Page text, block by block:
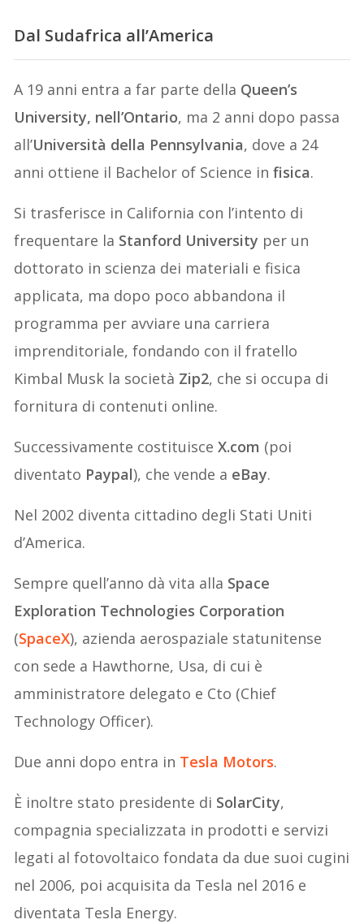
Dal Sudafrica all’America
A 19 anni entra a far parte della Queen’s
University, nell’Ontario, ma 2 anni dopo passa
all’Università della Pennsylvania, dove a 24
anni ottiene il Bachelor of Science infisica.
Si trasferisce in California con l’intento di
frequentare la Stanford University per un
dottorato in scienza dei materiali e fisica
applicata, ma dopo poco abbandona il
programma per avviare una carriera
imprenditoriale, fondando con il fratello
Kimbal Musk la società Zip2, che si occupa di
fornitura di contenuti online.
Successivamente costituisceX.com (poi
diventato Paypal), che vende a eBay.
Nel 2002 diventa cittadino degli Stati Uniti
d’America.
Sempre quell’anno dà vita alla Space
Exploration Technologies Corporation
(SpaceX), azienda aerospaziale statunitense
con sede a Hawthorne, Usa, di cui è
amministratore delegato e Cto (Chief
Technology Officer).
Due anni dopo entra in Tesla Motors.
È inoltre stato presidente di SolarCity,
compagnia specializzata in prodotti e servizi
legati al fotovoltaico fondata da due suoi cugini
nel 2006, poi acquisita da Tesla nel 2016 e
diventata Tesla Energy.